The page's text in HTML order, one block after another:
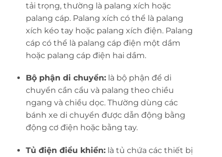
tải trọng, thường là palang xích hoặc
palang cáp. Palang xích có thể là palang
xích kéo tay hoặc palang xích điện. Palang
cáp có thể là palang cáp điện một dầm
hoặc palang cáp điện hai dầm.
Bộ phận di chuyển:là bộ phận để di
chuyển cần cẩu và palang theo chiều
ngang và chiều dọc. Thường dùng các
bánh xe di chuyển được dẫn động bằng
động cơ điện hoặc bằng tay.
Tủ điện điều khiển:là tủ chứa các thiết bị